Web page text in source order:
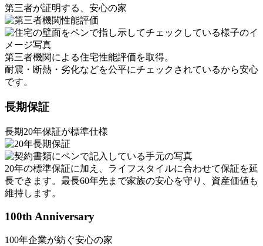
第三者が証明する、安心の家
第三者機関による住宅性能評価を取得。
耐震・断熱・劣化などを公平にチェックされているから安心
です。
長期保証
長期20年保証が標準仕様
20年の標準保証に加え、ライフスタイルに合わせて保証を延
長できます。最長60年先まで家族の安心を守り、資産価値も
維持します。
100th Anniversary
100年企業が紡ぐ安心の家